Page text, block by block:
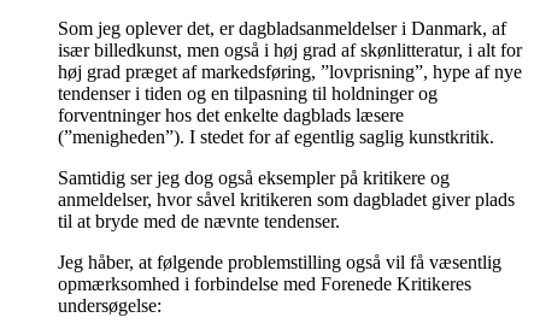
Som jeg oplever det, er dagbladsanmeldelser i Danmark, af
især billedkunst, men også i høj grad af skønlitteratur, i alt for
høj grad præget af markedsføring, ”lovprisning”, hype af nye
tendenser i tiden og en tilpasning til holdninger og
forventninger hos det enkelte dagblads læsere
(”menigheden”). I stedet for af egentlig saglig kunstkritik.
Samtidig ser jeg dog også eksempler på kritikere og
anmeldelser, hvor såvel kritikeren som dagbladet giver plads
til at bryde med de nævnte tendenser.
Jeg håber, at følgende problemstilling også vil få væsentlig
opmærksomhed i forbindelse med Forenede Kritikeres
undersøgelse: